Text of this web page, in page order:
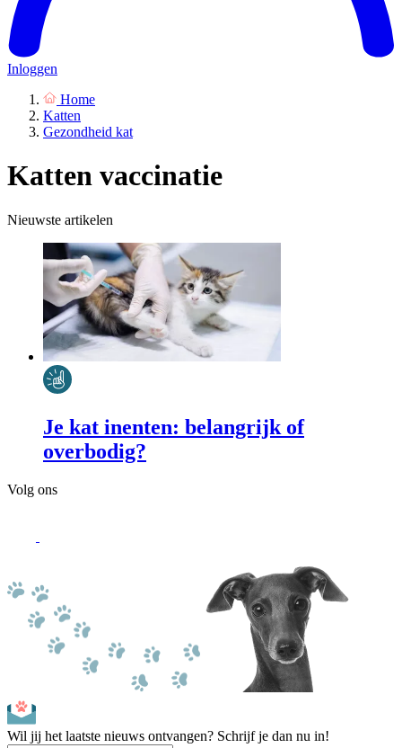
Inloggen
Home
Katten
Gezondheid kat
Katten vaccinatie
Nieuwste artikelen
Je kat inenten: belangrijk of
overbodig?
Volg ons
Wil jij het laatste nieuws ontvangen? Schrijf je dan nu in!